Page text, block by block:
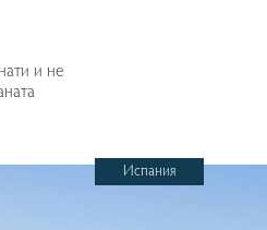
и не
Испания